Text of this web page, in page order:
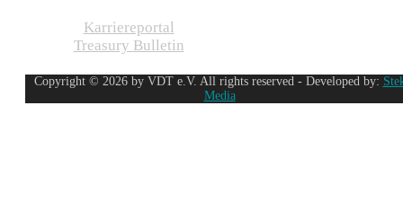
Karriereportal
Treasury Bulletin
Copyright © 2026 by VDT e.V. All rights reserved - Developed by:
Media